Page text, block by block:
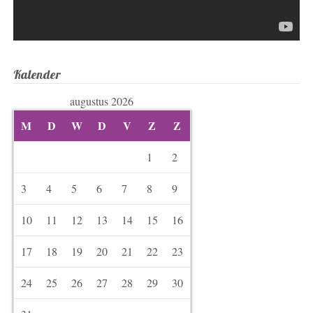
Kalender
augustus 2026
M D W D V Z Z
1 2
3 4 5 6 7 8 9
10 11 12 13 14 15 16
17 18 19 20 21 22 23
24 25 26 27 28 29 30